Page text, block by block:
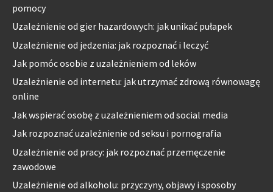
pomocy
Uzależnienie od gier hazardowych: jak unikać pułapek
Uzależnienie od jedzenia: jak rozpoznać i leczyć
Jak pomóc osobie z uzależnieniem od leków
Uzależnienie od internetu: jak utrzymać zdrową równowagę
online
Jak wspierać osobę z uzależnieniem od social media
Jak rozpoznać uzależnienie od seksu i pornografia
Uzależnienie od pracy: jak rozpoznać przemęczenie
zawodowe
Uzależnienie od alkoholu: przyczyny, objawy i sposoby